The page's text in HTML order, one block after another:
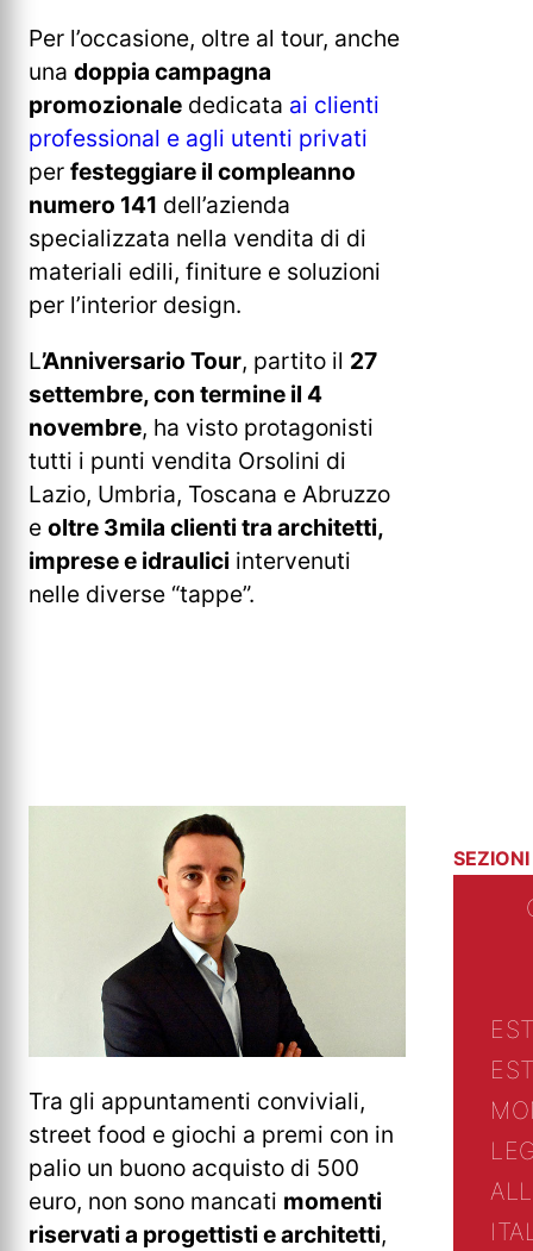
Per l’occasione, oltre al tour, anche
una doppia campagna
promozionale dedicata ai clienti
professional e agli utenti privati
per festeggiare il compleanno
numero 141 dell’azienda
specializzata nella vendita di di
materiali edili, finiture e soluzioni
per l’interior design.
L’Anniversario Tour, partito il 27
settembre, con termine il 4
novembre, ha visto protagonisti
tutti i punti vendita Orsolini di
Lazio, Umbria, Toscana e Abruzzo
e oltre 3mila clienti tra architetti,
imprese e idraulici intervenuti
nelle diverse “tappe”.
Tra gli appuntamenti conviviali,
street food e giochi a premi con in
palio un buono acquisto di 500
euro, non sono mancati momenti
riservati a progettisti e architetti,
SEZIONI